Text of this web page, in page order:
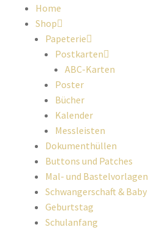
Home
Shop
Papeterie
Postkarten
ABC-Karten
Poster
Bücher
Kalender
Messleisten
Dokumenthüllen
Buttons und Patches
Mal- und Bastelvorlagen
Schwangerschaft & Baby
Geburtstag
Schulanfang